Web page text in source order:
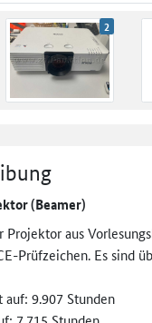
2
(Beamer)
aus
Prüfzeichen. Es sind
9.907 Stunden